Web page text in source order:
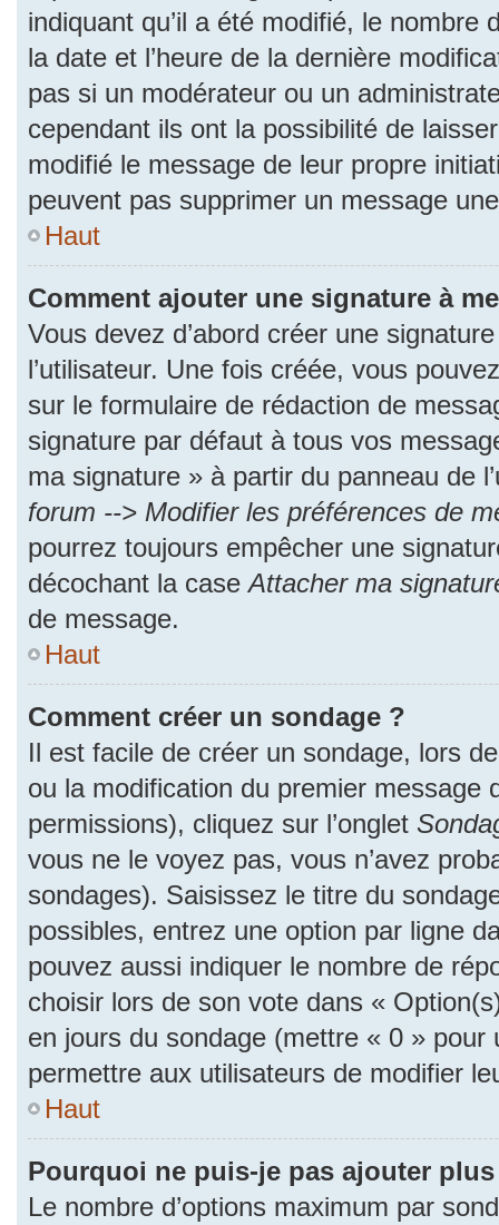
indiquant qu’il a été modifié, le nombre
la date et l’heure de la dernière
pas si un modérateur ou un
cependant ils ont la possibilité de
modifié le message de leur propre
peuvent pas supprimer un message
Haut
Comment ajouter une signature à
Vous devez d’abord créer une
l’utilisateur. Une fois créée, vous
sur le formulaire de rédaction de
signature par défaut à tous vos
ma signature » à partir du panneau de
forum --> Modifier les préférences de
pourrez toujours empêcher une
décochant la caseAttacher ma
de message.
Haut
Comment créer un sondage ?
Il est facile de créer un sondage, lors
ou la modification du premier message
permissions), cliquez sur l’onglet
vous ne le voyez pas, vous n’avez
sondages). Saisissez le titre du
possibles, entrez une option par ligne
pouvez aussi indiquer le nombre de
choisir lors de son vote dans «
en jours du sondage (mettre « 0 » pour
permettre aux utilisateurs de modifier
Haut
Pourquoi ne puis-je pas ajouter
Le nombre d’options maximum par